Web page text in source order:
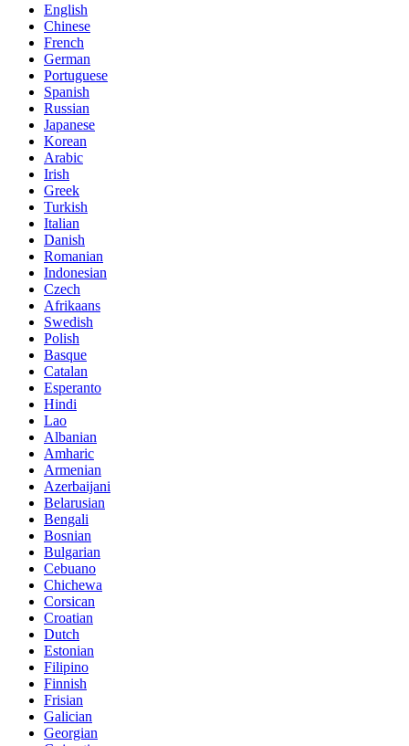
English
Chinese
French
German
Portuguese
Spanish
Russian
Japanese
Korean
Arabic
Irish
Greek
Turkish
Italian
Danish
Romanian
Indonesian
Czech
Afrikaans
Swedish
Polish
Basque
Catalan
Esperanto
Hindi
Lao
Albanian
Amharic
Armenian
Azerbaijani
Belarusian
Bengali
Bosnian
Bulgarian
Cebuano
Chichewa
Corsican
Croatian
Dutch
Estonian
Filipino
Finnish
Frisian
Galician
Georgian